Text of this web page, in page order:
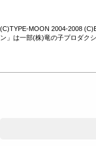
(C)TYPE-MOON 2004-2008
ン」は一部(株)竜の子プロダク